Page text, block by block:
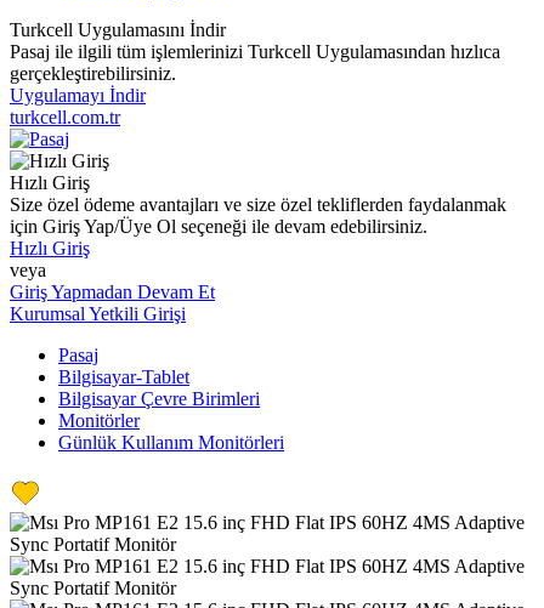
Turkcell Uygulamasını İndir
Pasaj ile ilgili tüm işlemlerinizi Turkcell Uygulamasından hızlıca
gerçekleştirebilirsiniz.
Uygulamayı İndir
turkcell.com.tr
Hızlı Giriş
Size özel ödeme avantajları ve size özel tekliflerden faydalanmak
için Giriş Yap/Üye Ol seçeneği ile devam edebilirsiniz.
Hızlı Giriş
veya
Giriş Yapmadan Devam Et
Kurumsal Yetkili Girişi
Pasaj
Bilgisayar-Tablet
Bilgisayar Çevre Birimleri
Monitörler
Günlük Kullanım Monitörleri